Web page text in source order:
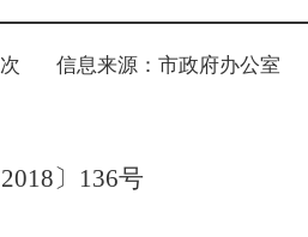
次 信息来源：市政府办公室
2018〕 136号